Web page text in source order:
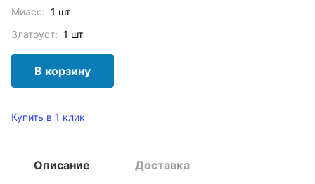
Миасс: 1 шт
Златоуст: 1 шт
В корзину
Купить в 1 клик
Описание Доставка